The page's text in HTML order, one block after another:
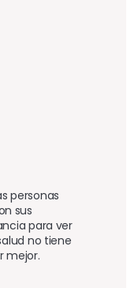
personas
sus
para ver
no tiene
mejor.